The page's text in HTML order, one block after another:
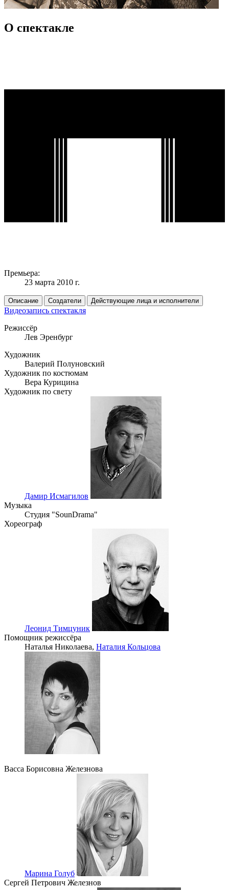
О спектакле
Премьера:
23 марта 2010 г.
Описание Создатели Действующие лица и исполнители
Видеозапись спектакля
Режиссёр
Лев Эренбург
Художник
Валерий Полуновский
Художник по костюмам
Вера Курицина
Художник по свету
Дамир Исмагилов
Музыка
Студия "SounDrama"
Хореограф
Леонид Тимцуник
Помощник режиссёра
Наталья Николаева, Наталия Кольцова
Васса Борисовна Железнова
Марина Голуб
Сергей Петрович Железнов